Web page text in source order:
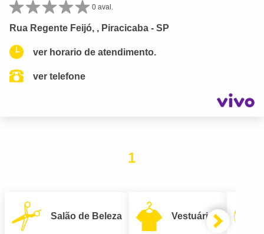
0 aval.
Rua Regente Feijó, , Piracicaba - SP
ver horario de atendimento.
ver telefone
1
Salão de Beleza Vestuário